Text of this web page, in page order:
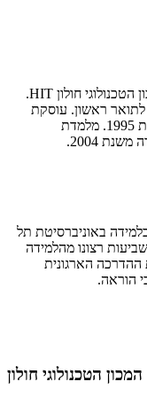
מרצה בכירה בפקולטה לטכנולוגיות למידה במכון הטכנולוגי חולון HIT.
לתואר ראשון. עוסקת
בהכשרת מורים לשילוב טכנולוגיות בחינוך משנת 1995. מלמדת
2004.
באוניברסיטת תל
רצונו מהלמידה
ההדרכה הארגונית
הוראה.
הטכנולוגי חולון